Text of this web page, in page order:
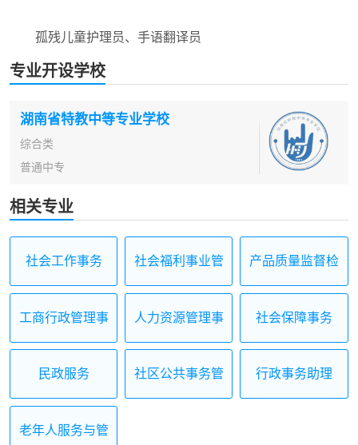
孤残儿童护理员、手语翻译员
专业开设学校
湖南省特教中等专业学校
综合类
普通中专
相关专业
社会工作事务
社会福利事业管
产品质量监督检
工商行政管理事
人力资源管理事
社会保障事务
民政服务
社区公共事务管
行政事务助理
老年人服务与管